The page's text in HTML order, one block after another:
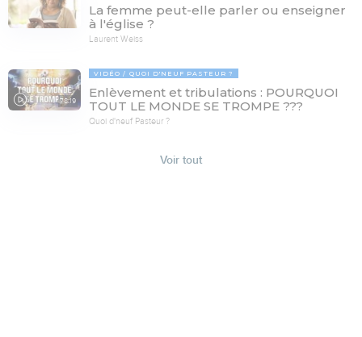
La femme peut-elle parler ou enseigner
à l'église ?
Laurent Weiss
78:19
VIDÉO QUOI D'NEUF PASTEUR ?
Enlèvement et tribulations : POURQUOI
TOUT LE MONDE SE TROMPE ???
Quoi d'neuf Pasteur ?
Voir tout